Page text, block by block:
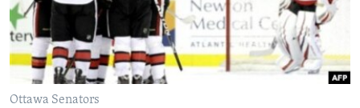
Learning English
СОЦИАЛЬНЫЕ СЕТИ
Ottawa Senators